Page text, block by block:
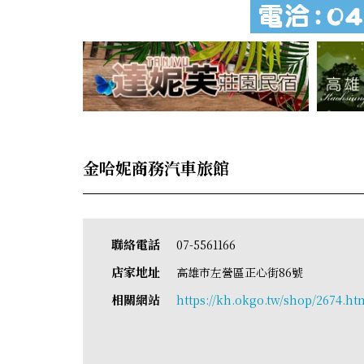
金哈妮商務汽車旅館
聯絡電話 07-5561166
店家地址 高雄市左營區正心街86號
相關網站 https://kh.okgo.tw/shop/